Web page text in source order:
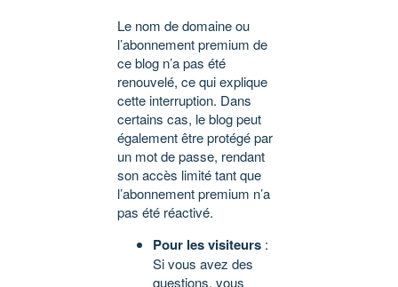
Le nom de domaine ou
l’abonnement premium de
ce blog n’a pas été
renouvelé, ce qui explique
cette interruption. Dans
certains cas, le blog peut
également être protégé par
un mot de passe, rendant
son accès limité tant que
l’abonnement premium n’a
pas été réactivé.
Pour les visiteurs :
Si vous avez des
questions, vous